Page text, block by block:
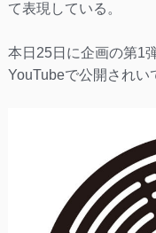
て表現している。
本日25日に企画の第1
YouTubeで公開されい